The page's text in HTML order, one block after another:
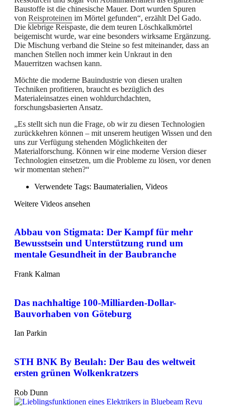
Baustoffe ist die chinesische Mauer. Dort wurden Spuren
von Reisproteinen im Mörtel gefunden“, erzählt Del Gado.
Die klebrige Reispaste, die dem teuren Löschkalkmörtel
beigemischt wurde, war eine besonders wirksame Ergänzung.
Die Mischung verband die Steine so fest miteinander, dass an
manchen Stellen noch immer kein Unkraut in den
Mauerritzen wachsen kann.
Möchte die moderne Bauindustrie von diesen uralten
Techniken profitieren, braucht es bezüglich des
Materialeinsatzes einen wohldurchdachten,
forschungsbasierten Ansatz.
„Es stellt sich nun die Frage, ob wir zu diesen Technologien
zurückkehren können – mit unserem heutigen Wissen und den
uns zur Verfügung stehenden Möglichkeiten der
Materialforschung. Können wir eine moderne Version dieser
Technologien einsetzen, um die Probleme zu lösen, vor denen
wir momentan stehen?“
Verwendete Tags: Baumaterialien, Videos
Weitere Videos ansehen
Abbau von Stigmata: Der Kampf für mehr
Bewusstsein und Unterstützung rund um
mentale Gesundheit in der Baubranche
Frank Kalman
Das nachhaltige 100-Milliarden-Dollar-
Bauvorhaben von Göteburg
Ian Parkin
STH BNK By Beulah: Der Bau des weltweit
ersten grünen Wolkenkratzers
Rob Dunn